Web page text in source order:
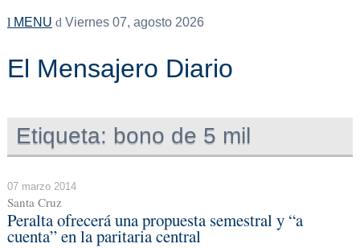
MENU Viernes 07, agosto 2026
El Mensajero Diario
Etiqueta: bono de 5 mil
07 marzo 2014
Santa Cruz
Peralta ofrecerá una propuesta semestral y “a
cuenta” en la paritaria central